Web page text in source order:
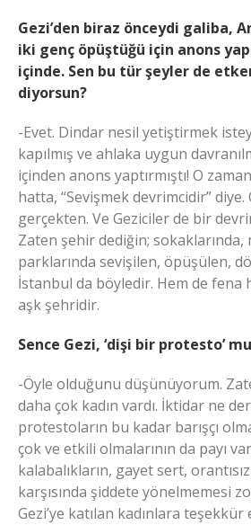
Gezi’den biraz önceydi galiba,
iki genç öpüştüğü için anons
içinde. Sen bu tür şeyler de
diyorsun?
-Evet. Dindar nesil yetiştirmek
kapılmış ve ahlaka uygun
içinden anons yaptırmıştı! O
hatta, “Sevişmek devrimcidir” diye.
gerçekten. Ve Geziciler de bir
Zaten şehir dediğin; sokaklarında,
parklarında sevişilen, öpüşülen,
İstanbul da böyledir. Hem de fena
aşk şehridir.
Sence Gezi, ‘dişi bir protesto’
-Öyle olduğunu düşünüyorum.
daha çok kadın vardı. İktidar ne
protestoların bu kadar barışçı
çok ve etkili olmalarının da payı
kalabalıkların, gayet sert,
karşısında şiddete yönelmemesi
Gezi’ye katılan kadınlara teşekkür